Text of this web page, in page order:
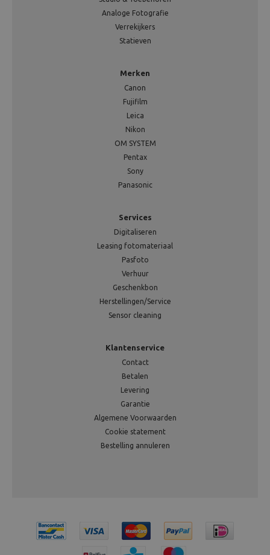
Analoge Fotografie
Verrekijkers
Statieven
Merken
Canon
Fujifilm
Leica
Nikon
OM SYSTEM
Pentax
Sony
Panasonic
Services
Digitaliseren
Leasing fotomateriaal
Pasfoto
Verhuur
Geschenkbon
Herstellingen/Service
Sensor cleaning
Klantenservice
Contact
Betalen
Levering
Garantie
Algemene Voorwaarden
Cookie statement
Bestelling annuleren